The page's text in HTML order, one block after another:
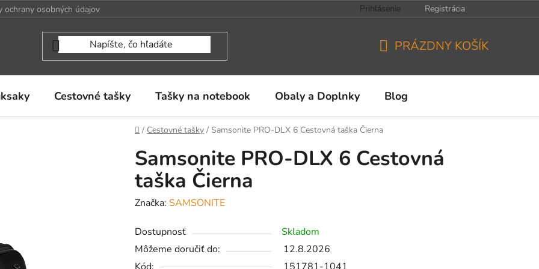
ochrany osobných údajov Prihlásenie Registrácia
KOŠÍK
PRÁZDNY KOŠÍK
Cestovné tašky Tašky na notebook Obaly a Doplnky Blog
Domov
/ Cestovné tašky / Samsonite PRO-DLX 6 Cestovná taška Čierna
Samsonite PRO-DLX 6 Cestovná
taška Čierna
Značka: SAMSONITE
Dostupnosť
Skladom
Môžeme doručiť do:
12.8.2026